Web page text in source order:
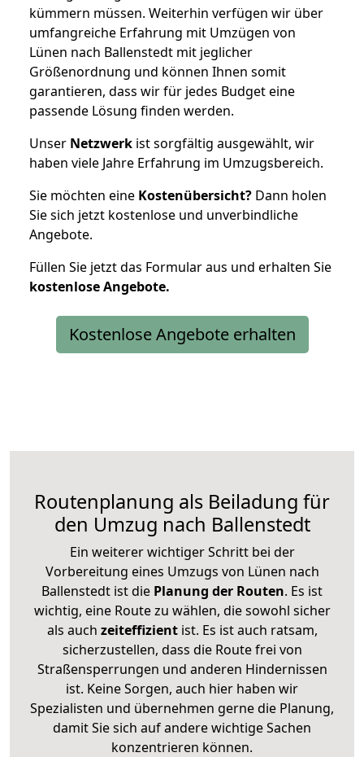
kümmern müssen. Weiterhin verfügen wir über
umfangreiche Erfahrung mit Umzügen von
Lünen nach Ballenstedt mit jeglicher
Größenordnung und können Ihnen somit
garantieren, dass wir für jedes Budget eine
passende Lösung finden werden.
Unser Netzwerk ist sorgfältig ausgewählt, wir
haben viele Jahre Erfahrung im Umzugsbereich.
Sie möchten eine Kostenübersicht? Dann holen
Sie sich jetzt kostenlose und unverbindliche
Angebote.
Füllen Sie jetzt das Formular aus und erhalten Sie
kostenloseAngebote.
Kostenlose Angebote erhalten
Routenplanung als Beiladung für
den Umzug nach Ballenstedt
Ein weiterer wichtiger Schritt bei der
Vorbereitung eines Umzugs von Lünen nach
Ballenstedt ist die Planung der Routen. Es ist
wichtig, eine Route zu wählen, die sowohl sicher
als auch zeiteffizientist. Es ist auch ratsam,
sicherzustellen, dass die Route frei von
Straßensperrungen und anderen Hindernissen
ist. Keine Sorgen, auch hier haben wir
Spezialisten und übernehmen gerne die Planung,
damit Sie sich auf andere wichtige Sachen
konzentrieren können.